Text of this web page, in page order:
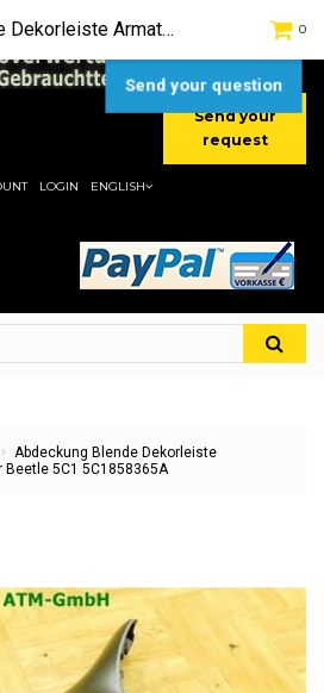
[+49] (0) 2232-5205
[+49] (0) 177 / 4080033
Send your
request
0
LOGIN ENGLISH
Abdeckung Blende Dekorleiste
Beetle 5C1 5C1858365A
Abdeckung Blende Dekorleiste Armaturenbrett VW Käfer Beetle 5C1 5C1858365A
Send your question